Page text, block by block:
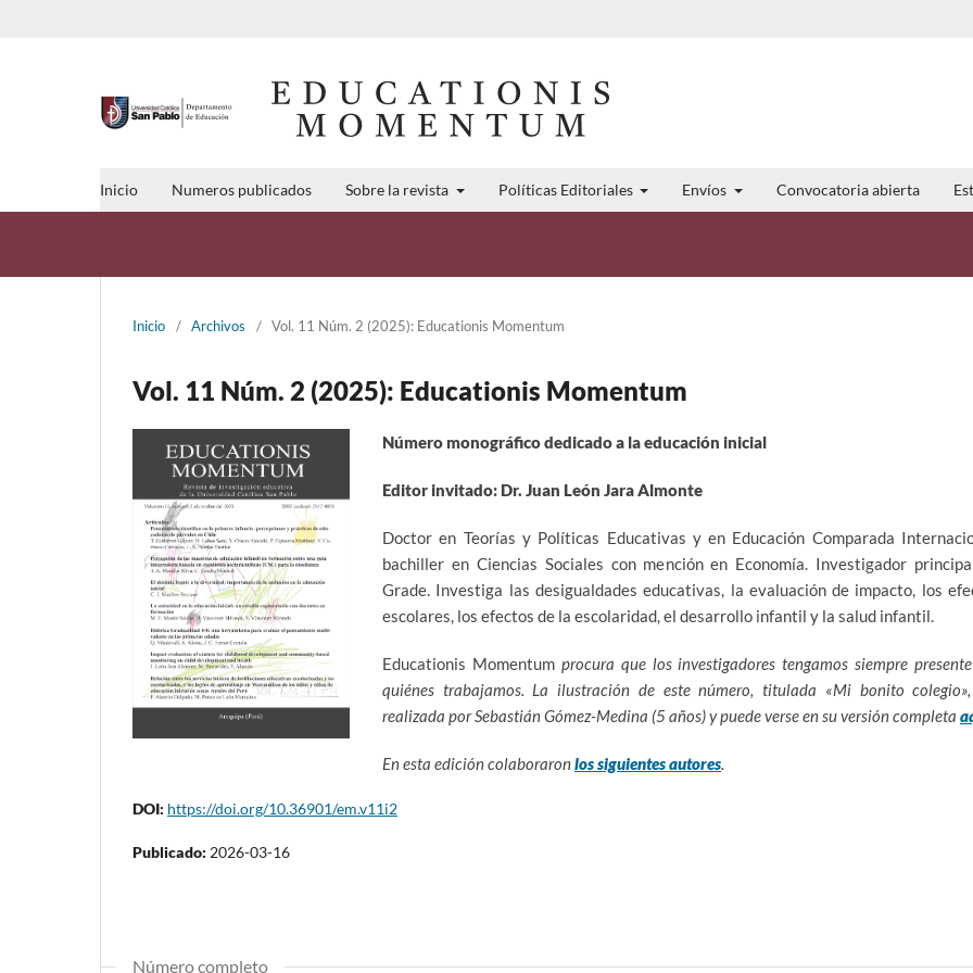
Inicio Numeros publicados Sobre la revista Políticas Editoriales Envíos Convocatoria abierta
Inicio / Archivos / Vol. 11 Núm. 2 (2025): Educationis Momentum
Vol. 11 Núm. 2 (2025): Educationis Momentum
Número monográfico dedicado a la educación inicial
Editor invitado: Dr. Juan León Jara Almonte
Doctor en Teorías y Políticas Educativas y en Educación Comparada
bachiller en Ciencias Sociales con mención en Economía. Investigador
Grade. Investiga las desigualdades educativas, la evaluación de impacto, los
escolares, los efectos de la escolaridad, el desarrollo infantil y la salud infantil.
Educationis Momentumprocura que los investigadores tengamos siempre
quiénes trabajamos. La ilustración de este número, titulada «Mi bonito
realizada por Sebastián Gómez-Medina (5 años) y puede verse en su versión completa
En esta edición colaboraronlos siguientes autores.
DOI: https://doi.org/10.36901/em.v11i2
Publicado: 2026-03-16
Número completo